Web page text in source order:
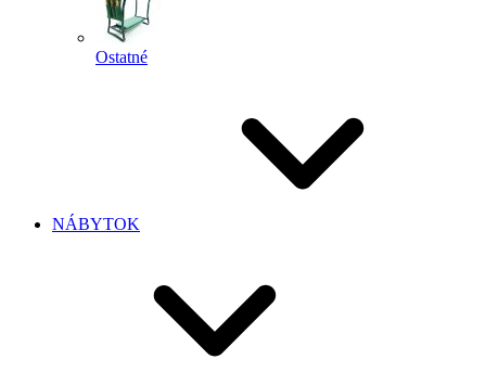
Ostatné
NÁBYTOK